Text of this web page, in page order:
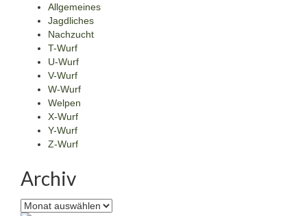
Allgemeines
Jagdliches
Nachzucht
T-Wurf
U-Wurf
V-Wurf
W-Wurf
Welpen
X-Wurf
Y-Wurf
Z-Wurf
Archiv
Archiv